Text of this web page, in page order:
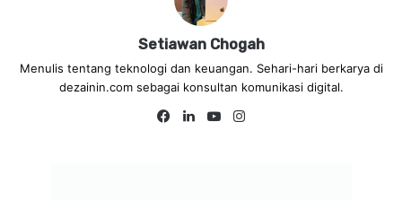
Setiawan Chogah
Menulis tentang teknologi dan keuangan. Sehari-hari berkarya di
dezainin.com sebagai konsultan komunikasi digital.
Fa
Lin
Yo